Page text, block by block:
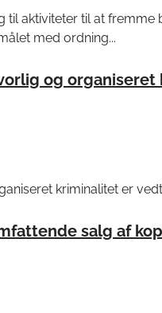
til aktiviteter til at fremme
med ordning...
og
kriminalitet er
salg af